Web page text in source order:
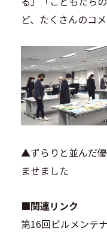
ど、たくさんのコ
▲ずらりと並んだ
ませました
■関連リンク
第16回ビルメンテ